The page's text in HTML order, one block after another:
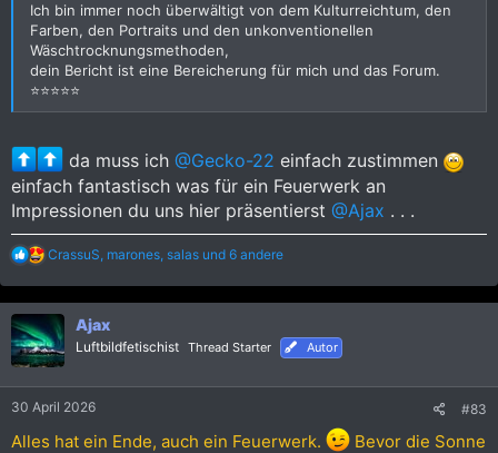
Ich bin immer noch überwältigt von dem Kulturreichtum, den
Farben, den Portraits und den unkonventionellen
Wäschtrocknungsmethoden,
dein Bericht ist eine Bereicherung für mich und das Forum.
⭐️⭐️⭐️⭐️⭐️
da muss ich @Gecko-22 einfach zustimmen
einfach fantastisch was für ein Feuerwerk an
Impressionen du uns hier präsentierst @Ajax . . .
R
a
k
t
i
o
n
CrassuS marones salas und 6 andere
Ajax
Luftbildfetischist Thread Starter Autor
30 April 2026 #83
Alles hat ein Ende, auch ein Feuerwerk.
Bevor die Sonne